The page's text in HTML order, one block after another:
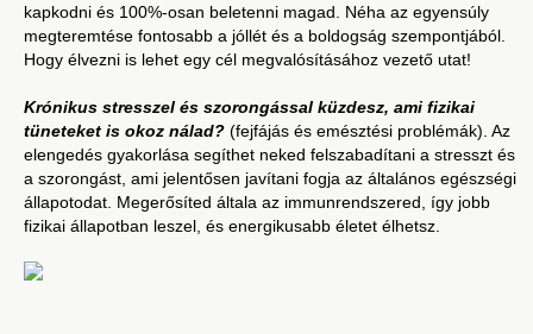
kapkodni és 100%-osan beletenni magad. Néha az egyensúly
megteremtése fontosabb a jóllét és a boldogság szempontjából.
Hogy élvezni is lehet egy cél megvalósításához vezető utat!
Krónikus stresszel és szorongással küzdesz, ami fizikai
tüneteket is okoz nálad? (fejfájás és emésztési problémák). Az
elengedés gyakorlása segíthet neked felszabadítani a stresszt és
a szorongást, ami jelentősen javítani fogja az általános egészségi
állapotodat. Megerősíted általa az immunrendszered, így jobb
fizikai állapotban leszel, és energikusabb életet élhetsz.